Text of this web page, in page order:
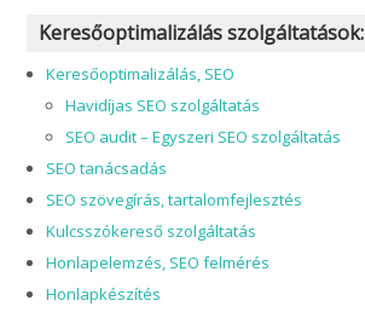
Keresőoptimalizálás szolgáltatások:
Keresőoptimalizálás, SEO
Havidíjas SEO szolgáltatás
SEO audit – Egyszeri SEO szolgáltatás
SEO tanácsadás
SEO szövegírás, tartalomfejlesztés
Kulcsszókereső szolgáltatás
Honlapelemzés, SEO felmérés
Honlapkészítés